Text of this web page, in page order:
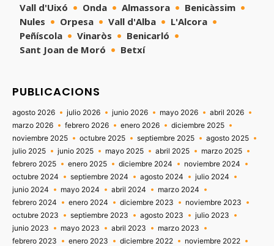
Vall d'Uixó
Onda Almassora
Benicàssim
Nules
Orpesa Vall d'Alba
L'Alcora
Peñíscola
Vinaròs
Benicarló
Sant Joan de Moró
Betxí
PUBLICACIONS
agosto 2026 julio 2026 junio 2026 mayo 2026
abril 2026
marzo 2026
febrero 2026 enero 2026
diciembre 2025
noviembre 2025
octubre 2025 septiembre 2025
agosto 2025
julio 2025
junio 2025 mayo 2025 abril 2025
marzo 2025
febrero 2025
enero 2025 diciembre 2024
noviembre 2024
octubre 2024
septiembre 2024 agosto 2024
julio 2024
junio 2024
mayo 2024 abril 2024
marzo 2024
febrero 2024
enero 2024 diciembre 2023
noviembre 2023
octubre 2023
septiembre 2023 agosto 2023
julio 2023
junio 2023
mayo 2023 abril 2023
marzo 2023
febrero 2023
enero 2023 diciembre 2022
noviembre 2022